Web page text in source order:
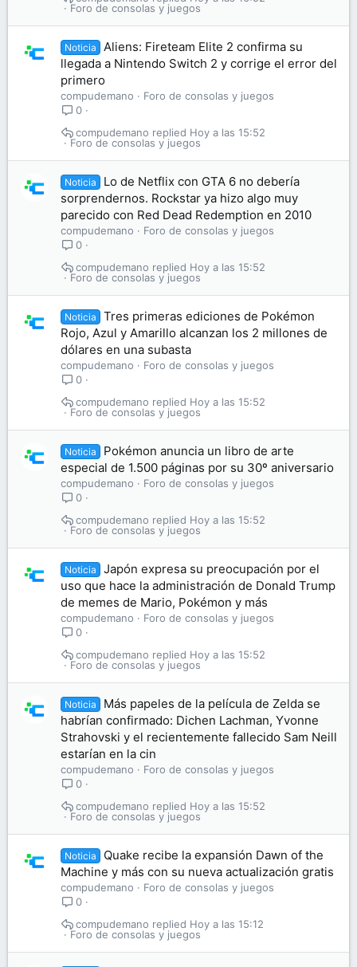
Foro de consolas y juegos
Noticia
Aliens: Fireteam Elite 2 confirma su
llegada a Nintendo Switch 2 y corrige el error del
primero
compudemano
Foro de consolas y juegos
0
Foro de consolas y juegos
Hoy a las 15:52
compudemano
Noticia
Lo de Netflix con GTA 6 no debería
sorprendernos. Rockstar ya hizo algo muy
parecido con Red Dead Redemption en 2010
compudemano
Foro de consolas y juegos
0
Foro de consolas y juegos
Hoy a las 15:52
compudemano
Noticia
Tres primeras ediciones de Pokémon
Rojo, Azul y Amarillo alcanzan los 2 millones de
dólares en una subasta
compudemano
Foro de consolas y juegos
0
Foro de consolas y juegos
Hoy a las 15:52
compudemano
Noticia
Pokémon anuncia un libro de arte
especial de 1.500 páginas por su 30º aniversario
compudemano
Foro de consolas y juegos
0
Foro de consolas y juegos
Hoy a las 15:52
compudemano
Noticia
Japón expresa su preocupación por el
uso que hace la administración de Donald Trump
de memes de Mario, Pokémon y más
compudemano
Foro de consolas y juegos
0
Foro de consolas y juegos
Hoy a las 15:52
compudemano
Noticia
Más papeles de la película de Zelda se
habrían confirmado: Dichen Lachman, Yvonne
Strahovski y el recientemente fallecido Sam Neill
estarían en la cin
compudemano
Foro de consolas y juegos
0
Foro de consolas y juegos
Hoy a las 15:52
compudemano
Noticia
Quake recibe la expansión Dawn of the
Machine y más con su nueva actualización gratis
compudemano
Foro de consolas y juegos
0
Foro de consolas y juegos
Hoy a las 15:12
compudemano